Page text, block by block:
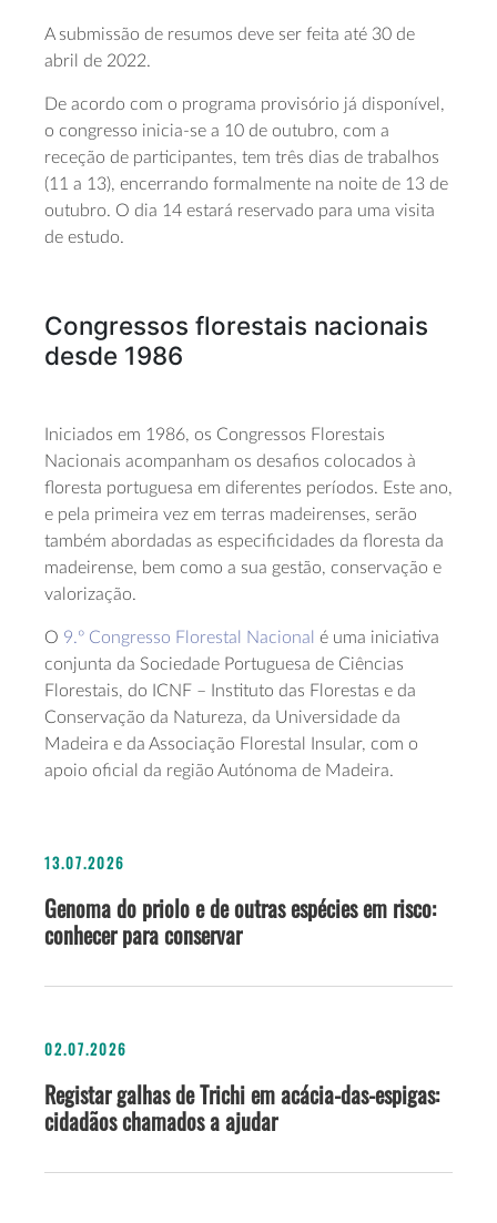
A submissão de resumos deve ser feita até 30 de
abril de 2022.
De acordo com o programa provisório já disponível,
o congresso inicia-se a 10 de outubro, com a
receção de participantes, tem três dias de trabalhos
(11 a 13), encerrando formalmente na noite de 13 de
outubro. O dia 14 estará reservado para uma visita
de estudo.
Congressos florestais nacionais
desde 1986
Iniciados em 1986, os Congressos Florestais
Nacionais acompanham os desafios colocados à
floresta portuguesa em diferentes períodos. Este ano,
e pela primeira vez em terras madeirenses, serão
também abordadas as especificidades da floresta da
madeirense, bem como a sua gestão, conservação e
valorização.
O 9.º Congresso Florestal Nacional é uma iniciativa
conjunta da Sociedade Portuguesa de Ciências
Florestais, do ICNF – Instituto das Florestas e da
Conservação da Natureza, da Universidade da
Madeira e da Associação Florestal Insular, com o
apoio oficial da região Autónoma de Madeira.
13.07.2026
Genoma do priolo e de outras espécies em risco:
conhecer para conservar
02.07.2026
Registar galhas de Trichi em acácia-das-espigas:
cidadãos chamados a ajudar